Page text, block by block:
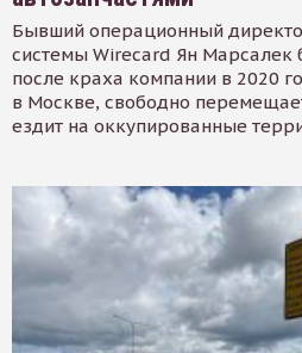
Бывший операционный
системы Wirecard Ян Марсалек
после краха компании в 2020
в Москве, свободно
ездит на оккупированные